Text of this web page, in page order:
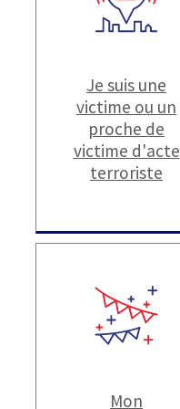
Je suis une
victime ou un
proche de
victime d'acte
terroriste
Mon